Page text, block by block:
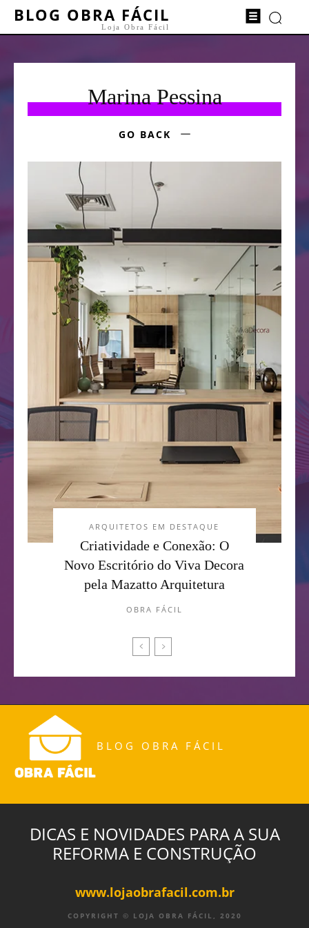
BLOG OBRA FÁCIL
Loja Obra Fácil
Marina Pessina
GO BACK
ARQUITETOS EM DESTAQUE
Criatividade e Conexão: O
Novo Escritório do Viva Decora
pela Mazatto Arquitetura
OBRA FÁCIL
BLOG OBRA FÁCIL
DICAS E NOVIDADES PARA A SUA
REFORMA E CONSTRUÇÃO
www.lojaobrafacil.com.br
COPYRIGHT © LOJA OBRA FÁCIL, 2020